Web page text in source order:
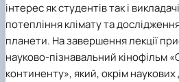
інтерес як студентів так і
потепління клімату та
планети. На завершення лекції
науково-пізнавальний кінофільм
континенту», який, окрім